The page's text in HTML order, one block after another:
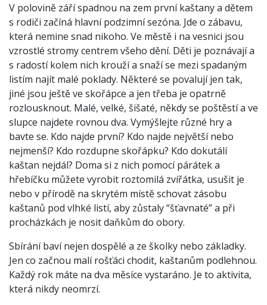
V polovině září spadnou na zem první kaštany a dětem
s rodiči začíná hlavní podzimní sezóna. Jde o zábavu,
která nemine snad nikoho. Ve městě i na vesnici jsou
vzrostlé stromy centrem všeho dění. Děti je poznávají a
s radostí kolem nich krouží a snaží se mezi spadaným
listím najít malé poklady. Některé se povalují jen tak,
jiné jsou ještě ve skořápce a jen třeba je opatrně
rozlousknout. Malé, velké, šišaté, někdy se poštěstí a ve
slupce najdete rovnou dva. Vymýšlejte různé hry a
bavte se. Kdo najde první? Kdo najde největší nebo
nejmenší? Kdo rozdupne skořápku? Kdo dokutálí
kaštan nejdál? Doma si z nich pomocí párátek a
hřebíčku můžete vyrobit roztomilá zvířátka, usušit je
nebo v přírodě na skrytém místě schovat zásobu
kaštanů pod vlhké listí, aby zůstaly “šťavnaté” a při
procházkách je nosit daňkům do obory.
Sbírání baví nejen dospělé a ze školky nebo základky.
Jen co začnou malí rošťáci chodit, kaštanům podlehnou.
Každý rok máte na dva měsíce vystaráno. Je to aktivita,
která nikdy neomrzí.